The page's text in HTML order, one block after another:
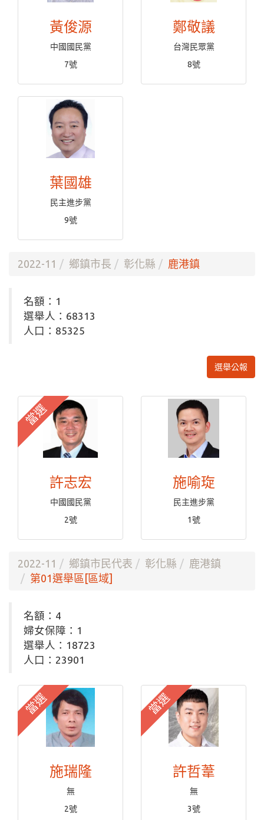
黃俊源
中國國民黨
7號
鄭敬議
台灣民眾黨
8號
葉國雄
民主進步黨
9號
2022-11 鄉鎮市長 彰化縣 鹿港鎮
名額：1
選舉人：68313
人口：85325
選舉公報
當選
許志宏
中國國民黨
2號
施喻琁
民主進步黨
1號
2022-11 鄉鎮市民代表 彰化縣
鹿港鎮
第01選舉區[區域]
名額：4
婦女保障：1
選舉人：18723
人口：23901
當選
施瑞隆
無
2號
當選
許哲葦
無
3號